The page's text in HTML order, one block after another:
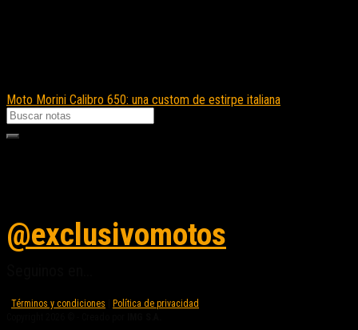
Moto Morini Calibro 650: una custom de estirpe italiana
@exclusivomotos
Términos y condiciones
Política de privacidad